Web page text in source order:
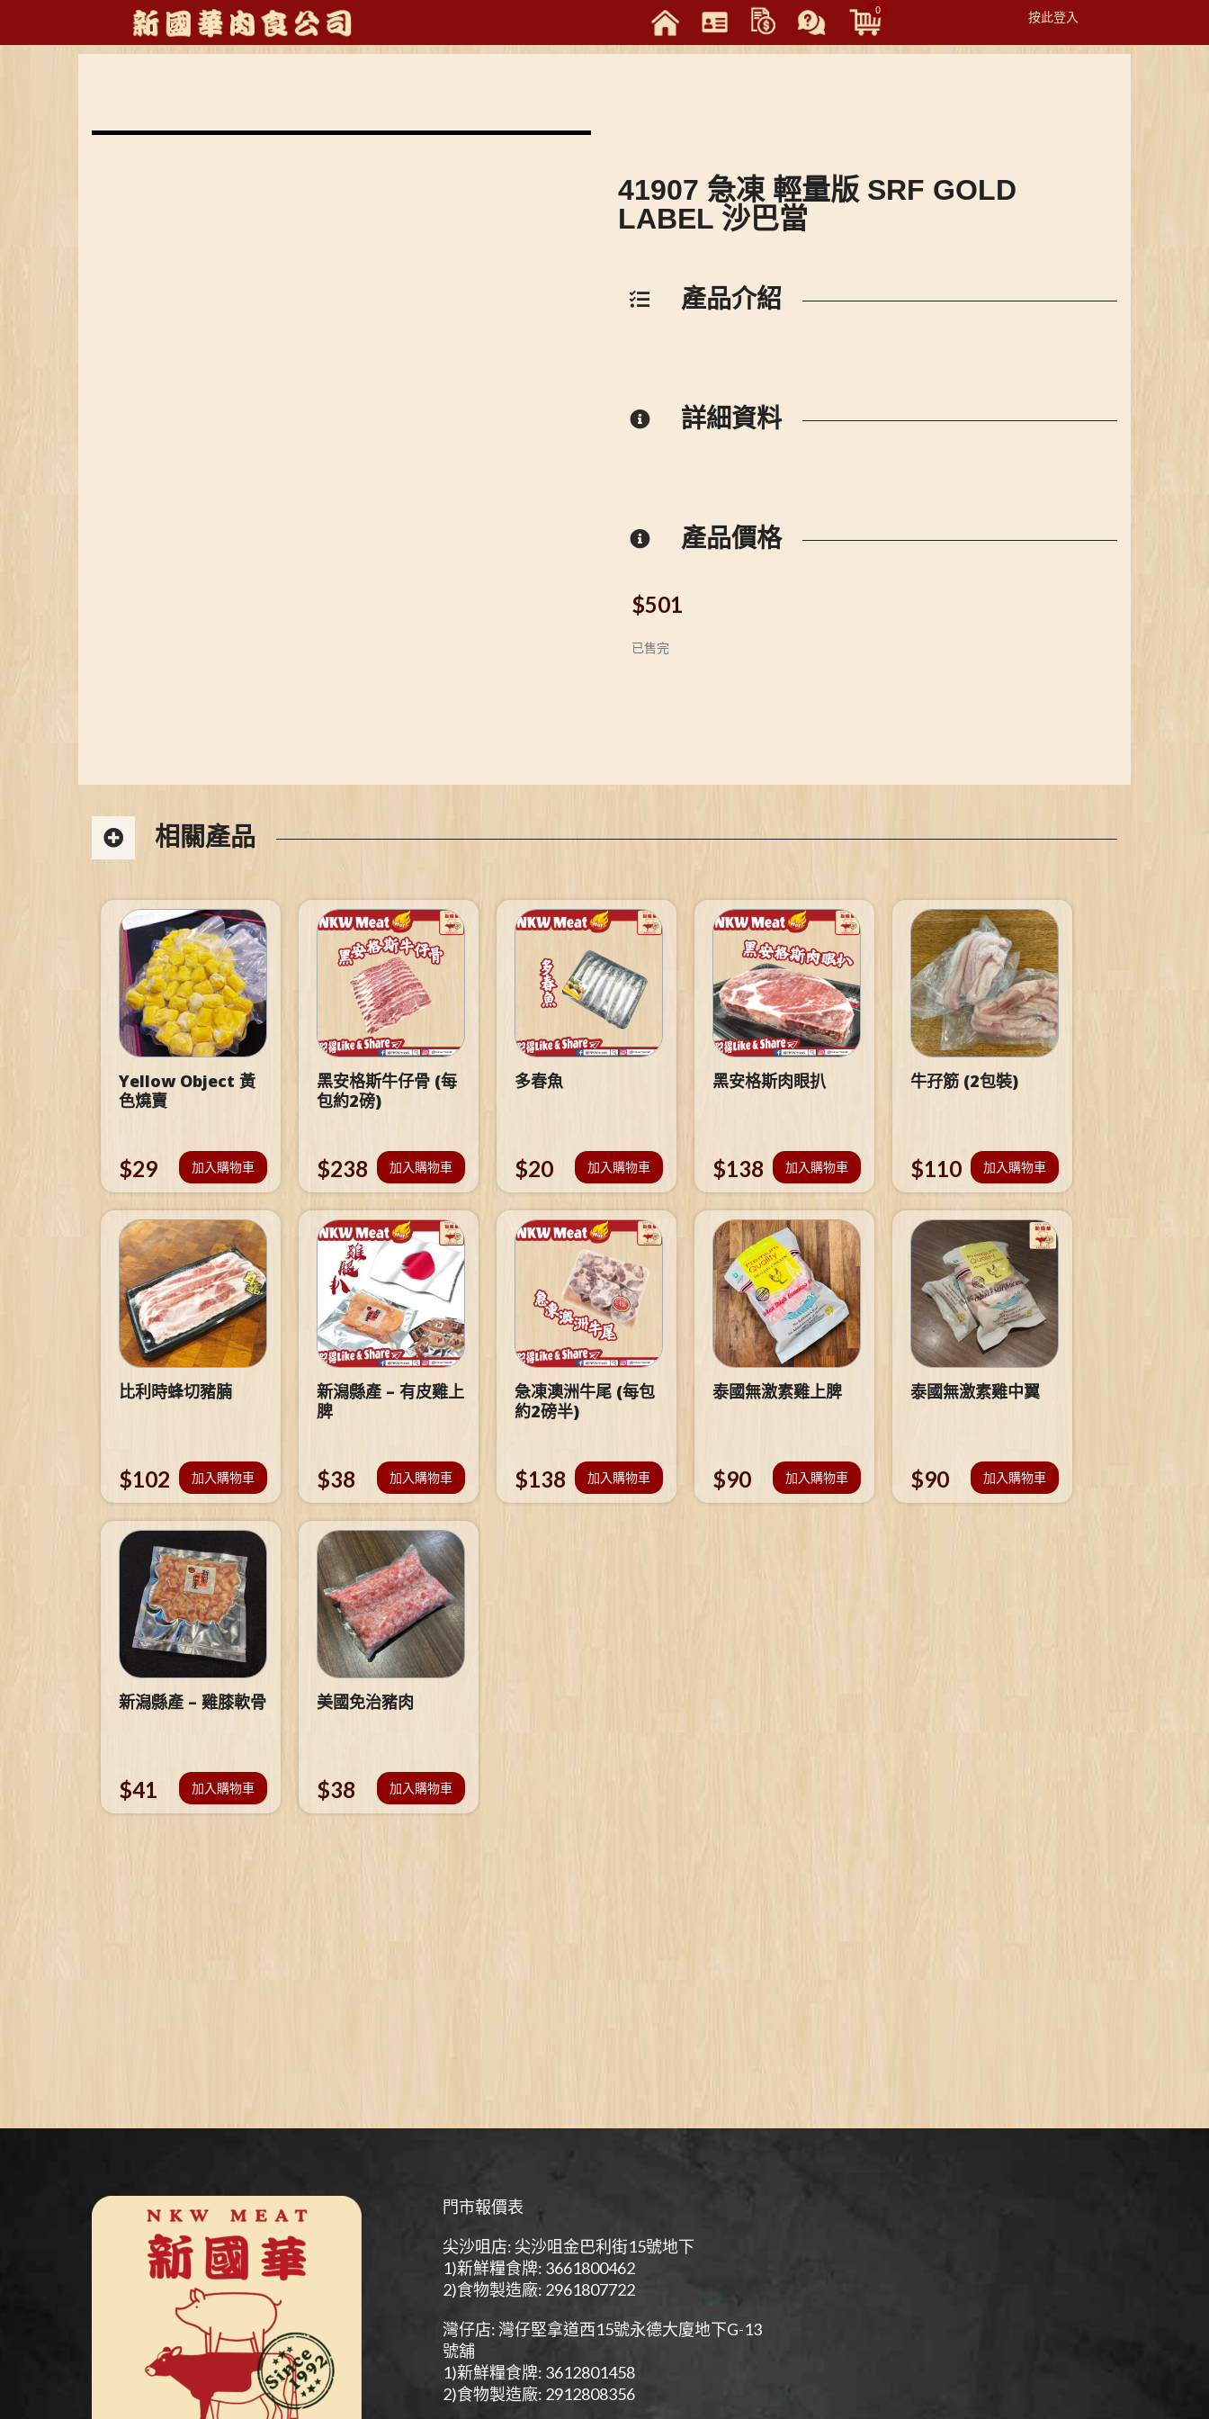
0 按此登入
Toggle
41907 急凍 輕量版 SRF GOLD
LABEL 沙巴當
產品介紹
詳細資料
產品價格
$501
已售完
相關產品
Yellow Object 黃
色燒賣
$29 加入購物車
黑安格斯牛仔骨 (每
包約2磅)
$238 加入購物車
多春魚
$20 加入購物車
黑安格斯肉眼扒
$138 加入購物車
牛孖筋 (2包裝)
$110 加入購物車
比利時蜂切豬腩
$102 加入購物車
新潟縣產 – 有皮雞上
脾
$38 加入購物車
急凍澳洲牛尾 (每包
約2磅半)
$138 加入購物車
泰國無激素雞上脾
$90 加入購物車
泰國無激素雞中翼
$90 加入購物車
新潟縣產 – 雞膝軟骨
$41 加入購物車
美國免治豬肉
$38 加入購物車
門市報價表
尖沙咀店: 尖沙咀金巴利街15號地下
1)新鮮糧食牌: 3661800462
2)食物製造廠: 2961807722
灣仔店: 灣仔堅拿道西15號永德大廈地下G-13
號舖
1)新鮮糧食牌: 3612801458
2)食物製造廠: 2912808356